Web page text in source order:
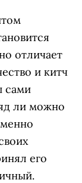
отличает
и китч
сами
ли можно
его